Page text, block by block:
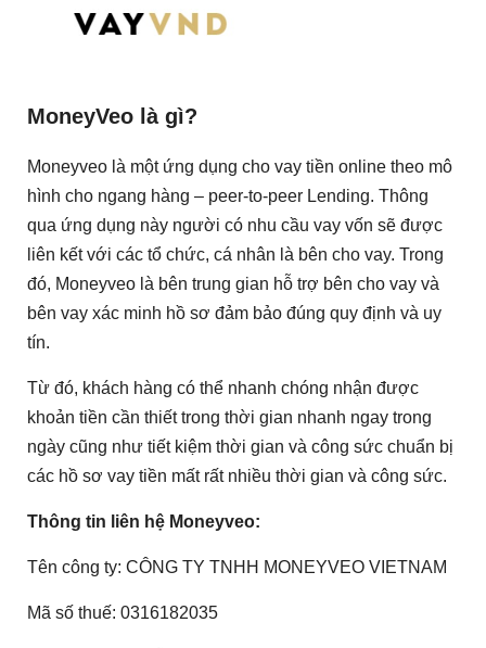
MoneyVeo là gì?
Moneyveo là một ứng dụng cho vay tiền online theo mô
hình cho ngang hàng – peer-to-peer Lending. Thông
qua ứng dụng này người có nhu cầu vay vốn sẽ được
liên kết với các tổ chức, cá nhân là bên cho vay. Trong
đó, Moneyveo là bên trung gian hỗ trợ bên cho vay và
bên vay xác minh hồ sơ đảm bảo đúng quy định và uy
tín.
Từ đó, khách hàng có thể nhanh chóng nhận được
khoản tiền cần thiết trong thời gian nhanh ngay trong
ngày cũng như tiết kiệm thời gian và công sức chuẩn bị
các hồ sơ vay tiền mất rất nhiều thời gian và công sức.
Thông tin liên hệ Moneyveo:
Tên công ty: CÔNG TY TNHH MONEYVEO VIETNAM
Mã số thuế: 0316182035